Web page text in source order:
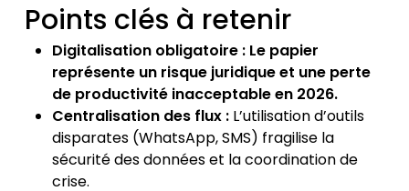
Points clés à retenir
Digitalisation obligatoire : Le papier
représente un risque juridique et une perte
de productivité inacceptable en 2026.
Centralisation des flux :L’utilisation d’outils
disparates (WhatsApp, SMS) fragilise la
sécurité des données et la coordination de
crise.